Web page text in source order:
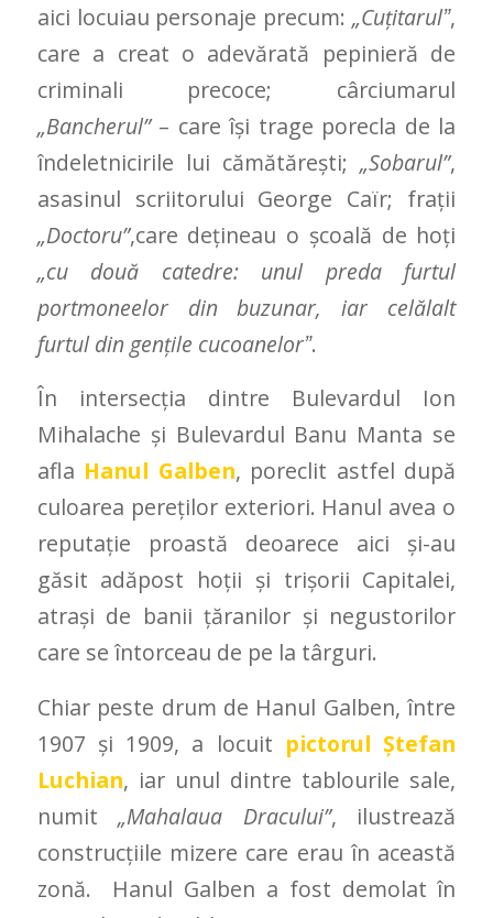
aici locuiau personaje precum:„Cuţitarulˮ,
care a creat o adevărată pepinieră de
criminali precoce; cârciumarul
„Bancherul”– care își trage porecla de la
îndeletnicirile lui cămătărești;„Sobarul”,
asasinul scriitorului George Caïr; frații
„Doctoru”,care dețineau o şcoală de hoţi
„cu două catedre: unul preda furtul
portmoneelor din buzunar, iar celălalt
furtul din gențile cucoanelorˮ.
În intersecţia dintre Bulevardul Ion
Mihalache şi Bulevardul Banu Manta se
afla Hanul Galben, poreclit astfel după
culoarea pereţilor exteriori. Hanul avea o
reputaţie proastă deoarece aici şi-au
găsit adăpost hoţii şi trişorii Capitalei,
atraşi de banii ţăranilor şi negustorilor
care se întorceau de pe la târguri.
Chiar peste drum de Hanul Galben, între
1907 şi 1909, a locuit pictorul Ştefan
Luchian, iar unul dintre tablourile sale,
numit„Mahalaua Dracului”, ilustrează
construcţiile mizere care erau în această
zonă. Hanul Galben a fost demolat în